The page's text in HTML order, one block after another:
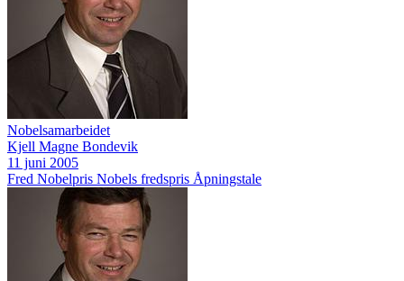
Nobelsamarbeidet
Kjell Magne Bondevik
11 juni 2005
Fred Nobelpris Nobels fredspris Åpningstale